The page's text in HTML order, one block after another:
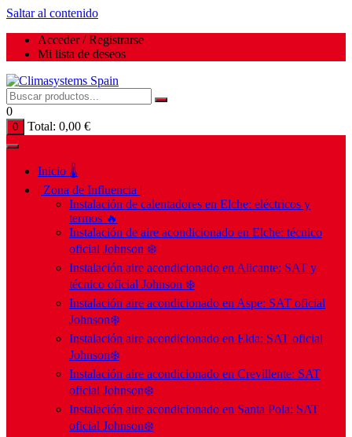
Saltar al contenido
Acceder / Registrarse
Mi lista de deseos
0
0 Total: 0,00 €
Inicio 🌡️
| Zona de Influencia |
Instalación de calentadores en Elche: eléctricos y
termos 🔥
Instalación de aire acondicionado en Elche: técnico
oficial Johnson ❄️
Instalación aire acondicionado en Alicante: SAT y
técnico oficial Johnson ❄️
Instalación aire acondicionado en Aspe: SAT oficial
Johnson❄️
Instalación aire acondicionado en Elda: SAT oficial
Johnson❄️
Instalación aire acondicionado en Crevillente: SAT
oficial Johnson❄️
Instalación aire acondicionado en Santa Pola: SAT
oficial Johnson❄️